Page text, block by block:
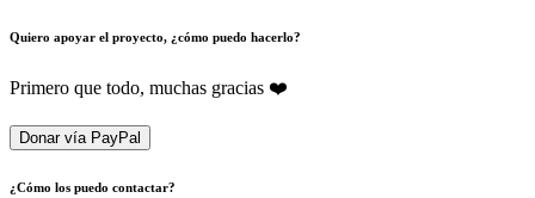
Quiero apoyar el proyecto, ¿cómo puedo hacerlo?
Primero que todo, muchas gracias ❤️
Donar vía PayPal
¿Cómo los puedo contactar?